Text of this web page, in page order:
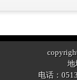
地
电话：